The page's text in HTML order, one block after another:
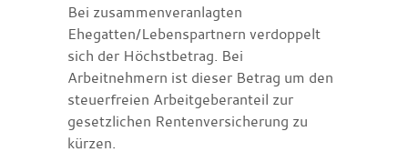
Bei zusammenveranlagten
Ehegatten/Lebenspartnern verdoppelt
sich der Höchstbetrag. Bei
Arbeitnehmern ist dieser Betrag um den
steuerfreien Arbeitgeberanteil zur
gesetzlichen Rentenversicherung zu
kürzen.